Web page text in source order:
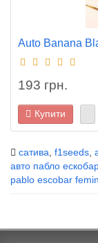
Auto Banana
193 грн.
Купити
сатива f1seeds
авто пабло
pablo escobar